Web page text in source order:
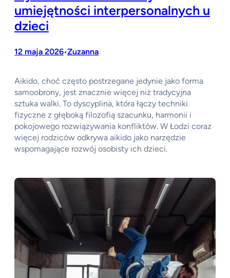
umiejętności interpersonalnych u
dzieci
12 maja 2026•Zuzanna
Aikido, choć często postrzegane jedynie jako forma
samoobrony, jest znacznie więcej niż tradycyjna
sztuka walki. To dyscyplina, która łączy techniki
fizyczne z głęboką filozofią szacunku, harmonii i
pokojowego rozwiązywania konfliktów. W Łodzi coraz
więcej rodziców odkrywa aikido jako narzędzie
wspomagające rozwój osobisty ich dzieci.